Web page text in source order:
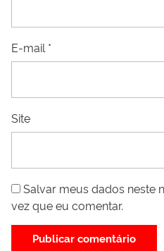
E-mail *
Site
Salvar meus dados neste
vez que eu comentar.